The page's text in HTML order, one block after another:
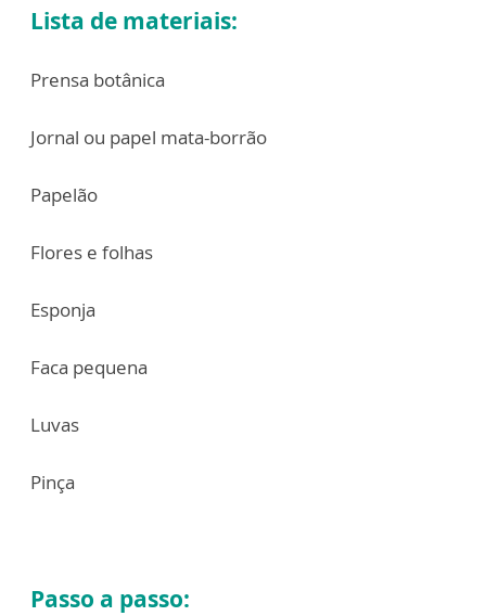
Lista de materiais:
Prensa botânica
Jornal ou papel mata-borrão
Papelão
Flores e folhas
Esponja
Faca pequena
Luvas
Pinça
Passo a passo: